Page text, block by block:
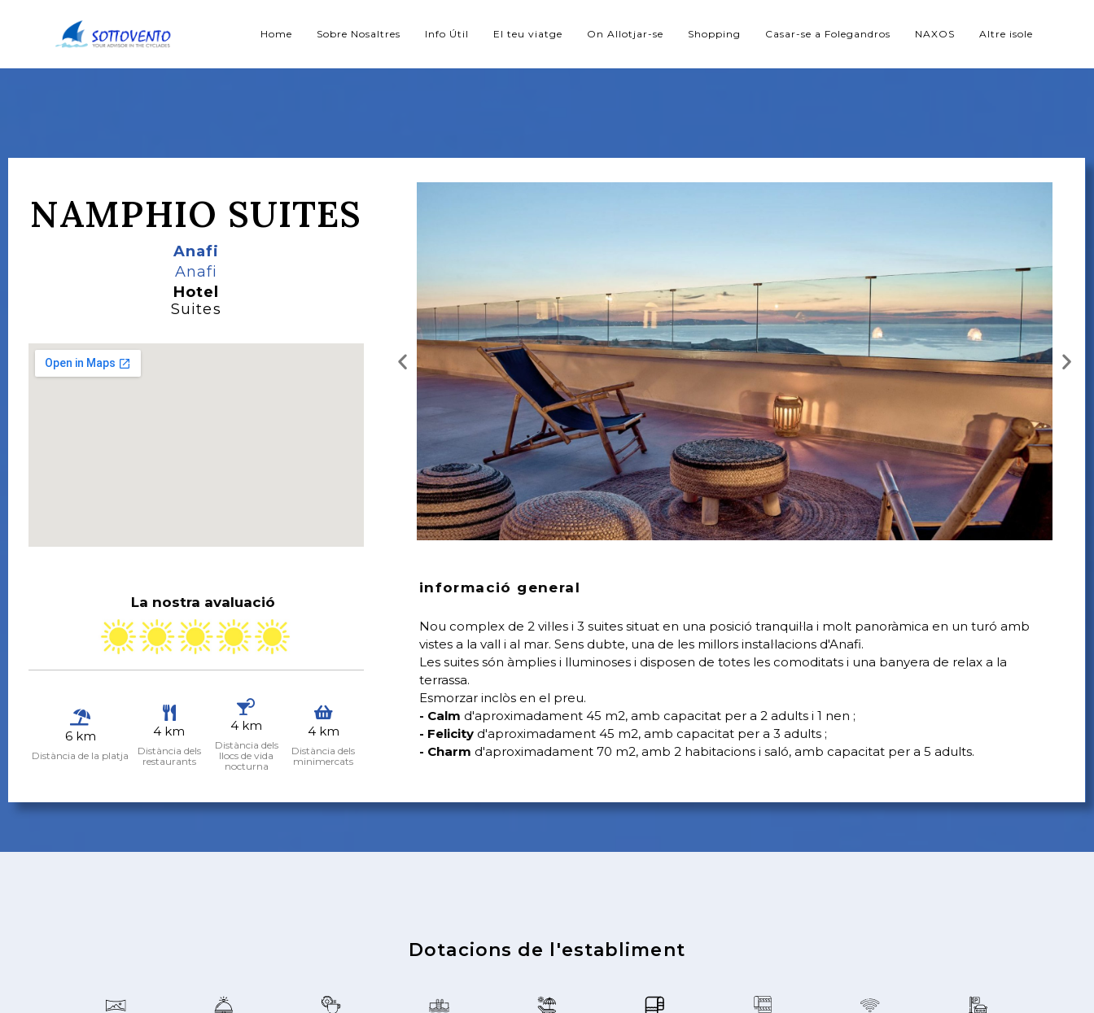
Home Sobre Nosaltres Info Útil El teu viatge On Allotjar-se Shopping Casar-se a Folegandros NAXOS Altre isole
NAMPHIO SUITES
Anafi
Anafi
Hotel
Suites
La nostra avaluació
6 km
Distància de la platja
4 km
Distància dels
restaurants
4 km
Distància dels
llocs de vida
nocturna
4 km
Distància dels
minimercats
informació general
Nou complex de 2 vil·les i 3 suites situat en una posició tranquil·la i molt panoràmica en un turó amb
vistes a la vall i al mar. Sens dubte, una de les millors instal·lacions d'Anafi.
Les suites són àmplies i lluminoses i disposen de totes les comoditats i una banyera de relax a la
terrassa.
Esmorzar inclòs en el preu.
- Calm d'aproximadament 45 m2, amb capacitat per a 2 adults i 1 nen ;
- Felicityd'aproximadament 45 m2, amb capacitat per a 3 adults ;
- Charm d'aproximadament 70 m2, amb 2 habitacions i saló, amb capacitat per a 5 adults.
Dotacions de l'establiment